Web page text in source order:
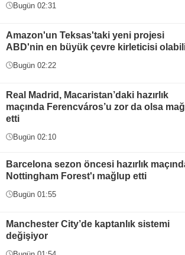
Bugün 02:31
Amazon'un Teksas'taki yeni projesi
ABD'nin en büyük çevre kirleticisi
Bugün 02:22
Real Madrid, Macaristan’daki hazırlık
maçında Ferencváros’u zor da olsa
etti
Bugün 02:10
Barcelona sezon öncesi hazırlık
Nottingham Forest'ı mağlup etti
Bugün 01:55
Manchester City’de kaptanlık sistemi
değişiyor